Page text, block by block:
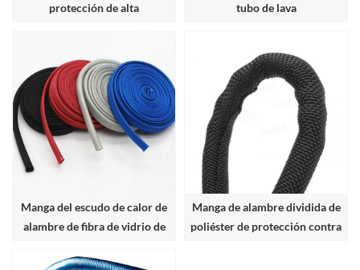
protección de alta
tubo de lava
Manga del escudo de calor de
alambre de fibra de vidrio de
Manga de alambre dividida de
poliéster de protección contra